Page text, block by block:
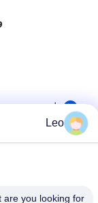
هاتف
Leo
are you looking for?